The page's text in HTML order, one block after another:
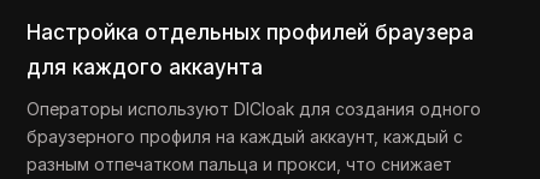
Настройка отдельных профилей браузера
для каждого аккаунта
Операторы используют DICloak для создания одного
браузерного профиля на каждый аккаунт, каждый с
разным отпечатком пальца и прокси, что снижает